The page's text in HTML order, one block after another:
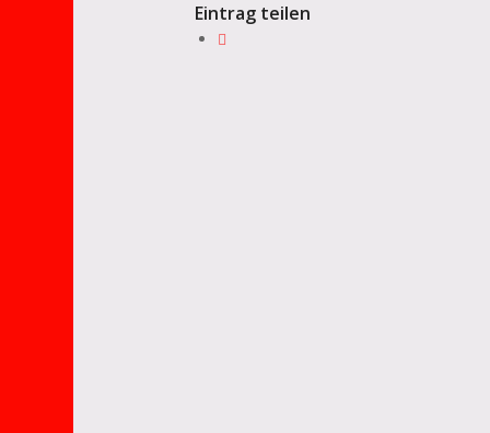
Eintrag teilen